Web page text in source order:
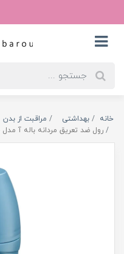
خانه بهداشتی مراقبت از بدن
رول ضد تعریق مردانه باله آ